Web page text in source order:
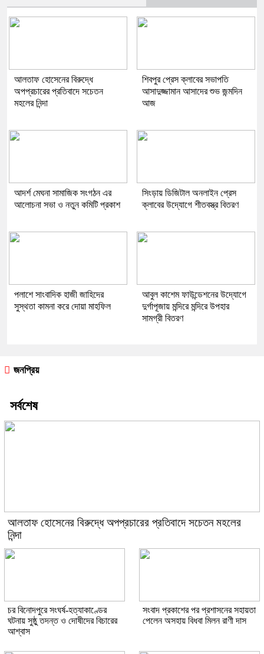
আলতাফ হোসেনের বিরুদ্ধে
অপপ্রচারের প্রতিবাদে সচেতন
মহলের নিন্দা
শিবপুর প্রেস ক্লাবের সভাপতি
আসাদুজ্জামান আসাদের শুভ জন্মদিন
আজ
আদর্শ মেঘনা সামাজিক সংগঠন এর
আলোচনা সভা ও নতুন কমিটি প্রকাশ
সিংড়ায় ডিজিটাল অনলাইন প্রেস
ক্লাবের উদ্যোগে শীতবস্ত্র বিতরণ
পলাশে সাংবাদিক হাজী জাহিদের
সুস্থতা কামনা করে দোয়া মাহফিল
আবুল কাশেম ফাউন্ডেশনের উদ্যোগে
দুর্গাপূজায় মন্দিরে মন্দিরে উপহার
সামগ্রী বিতরণ
জনপ্রিয়
সর্বশেষ
আলতাফ হোসেনের বিরুদ্ধে অপপ্রচারের প্রতিবাদে সচেতন মহলের
নিন্দা
চর বিনোদপুরে সংঘর্ষ-হত্যাকাণ্ডের
ঘটনায় সুষ্ঠু তদন্ত ও দোষীদের বিচারের
আশ্বাস
সংবাদ প্রকাশের পর প্রশাসনের সহায়তা
পেলেন অসহায় বিধবা মিলন রাণী দাস